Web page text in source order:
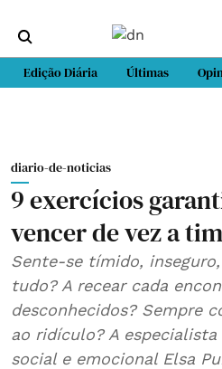
Edição Diária Últimas
diario-de-noticias
9 exercícios
vencer de vez a
Sente-se tímido,
tudo? A recear cada
desconhecidos? Sempre
ao ridículo? A
social e emocional Elsa